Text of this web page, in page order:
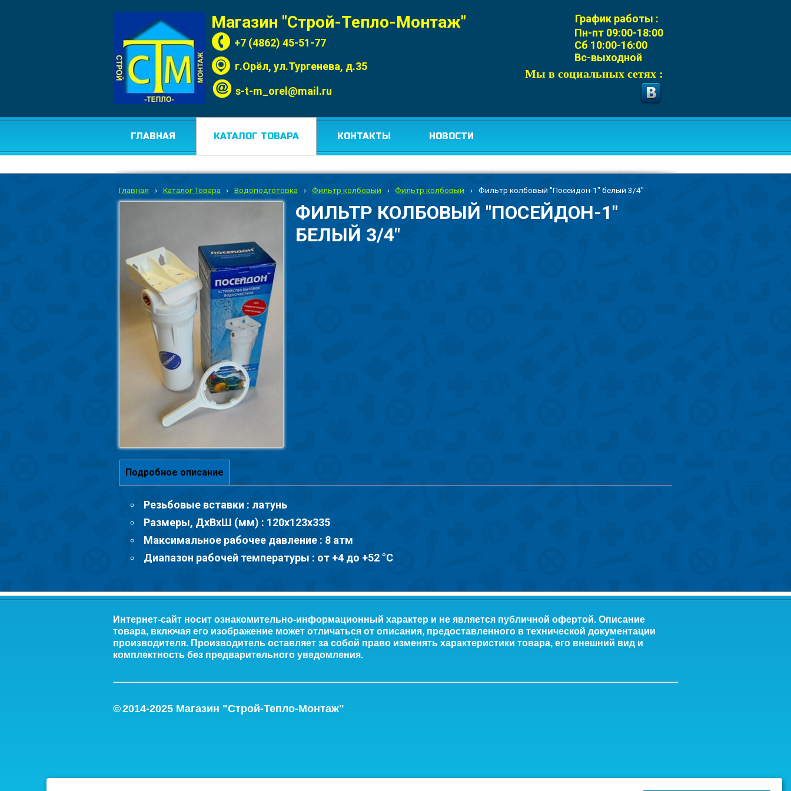
Магазин "Строй-Тепло-Монтаж"
+7 (4862) 45-51-77
г.Орёл, ул.Тургенева, д.35
s-t-m_orel@mail.ru
Мы в социальных сетях :
График работы :
Пн-пт 09:00-18:00
Сб 10:00-16:00
Вс-выходной
ГЛАВНАЯ КАТАЛОГ ТОВАРА КОНТАКТЫ НОВОСТИ
Главная › Каталог Товара › Водоподготовка › Фильтр колбовый › Фильтр колбовый › Фильтр колбовый "Посейдон-1" белый 3/4"
ФИЛЬТР КОЛБОВЫЙ "ПОСЕЙДОН-1"
БЕЛЫЙ 3/4"
Подробное описание
Резьбовые вставки : латунь
Размеры, ДхВхШ (мм) : 120х123х335
Максимальное рабочее давление : 8 атм
Диапазон рабочей температуры : от +4 до +52 °С
Интернет-сайт носит ознакомительно-информационный характер и не является публичной офертой. Описание
товара, включая его изображение может отличаться от описания, предоставленного в технической документации
производителя. Производитель оставляет за собой право изменять характеристики товара, его внешний вид и
комплектность без предварительного уведомления.
©2014-2025 Магазин "Строй-Тепло-Монтаж"